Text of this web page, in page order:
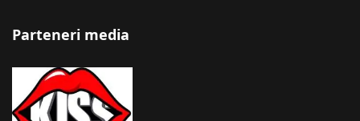
Parteneri media